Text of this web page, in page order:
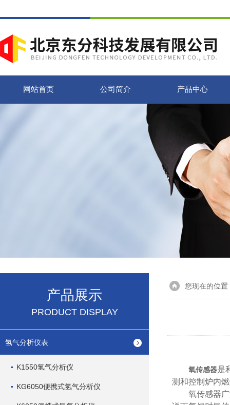
网站首页 公司简介 产品中心
产品展示
PRODUCT DISPLAY
氢气分析仪表
K1550氢气分析仪
KG6050便携式氢气分析仪
您现在的位置
氧传感器是
测和控制炉内
氧传感器广泛